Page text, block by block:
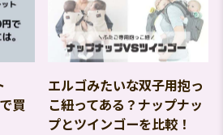
買
エルゴみたいな双子用抱っ
こ紐ってある？ナップナッ
プとツインゴーを比較！